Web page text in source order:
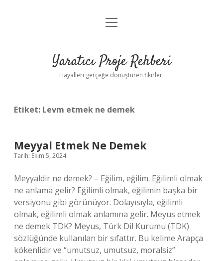
Anasayfa
Yasal Uyarı
menüyü
Yaratıcı Proje Rehberi
Hayalleri gerçeğe dönüştüren fikirler!
Etiket: Levm etmek ne demek
Meyyal Etmek Ne Demek
Tarih: Ekim 5, 2024
Meyyaldir ne demek? – Eğilim, eğilim. Eğilimli olmak
ne anlama gelir? Eğilimli olmak, eğilimin başka bir
versiyonu gibi görünüyor. Dolayısıyla, eğilimli
olmak, eğilimli olmak anlamına gelir. Meyus etmek
ne demek TDK? Meyus, Türk Dil Kurumu (TDK)
sözlüğünde kullanılan bir sıfattır. Bu kelime Arapça
kökenlidir ve “umutsuz, umutsuz, moralsiz”